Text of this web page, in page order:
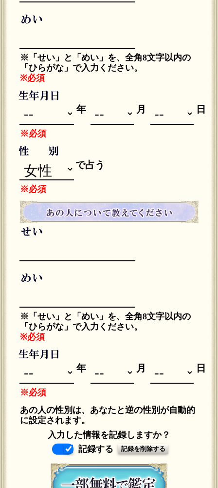
※「せい」と「めい」を、全角8文字以内の
「ひらがな」で入力ください。
※必須
年 月 日
※必須
で占う
※必須
※「せい」と「めい」を、全角8文字以内の
「ひらがな」で入力ください。
※必須
年 月 日
※必須
あの人の性別は、あなたと逆の性別が自動的
に設定されます。
入力した情報を記録しますか？
記録する